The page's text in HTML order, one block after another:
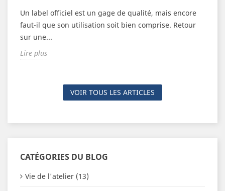
Un label officiel est un gage de qualité, mais encore
faut-il que son utilisation soit bien comprise. Retour
sur une...
Lire plus
VOIR TOUS LES ARTICLES
CATÉGORIES DU BLOG
Vie de l'atelier (13)